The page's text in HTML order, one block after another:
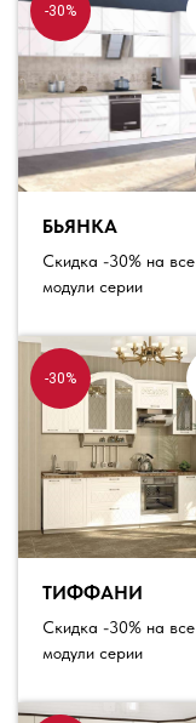
-30%
БЬЯНКА
Скидка -30% на все
модули серии
-30%
ТИФФАНИ
Скидка -30% на все
модули серии